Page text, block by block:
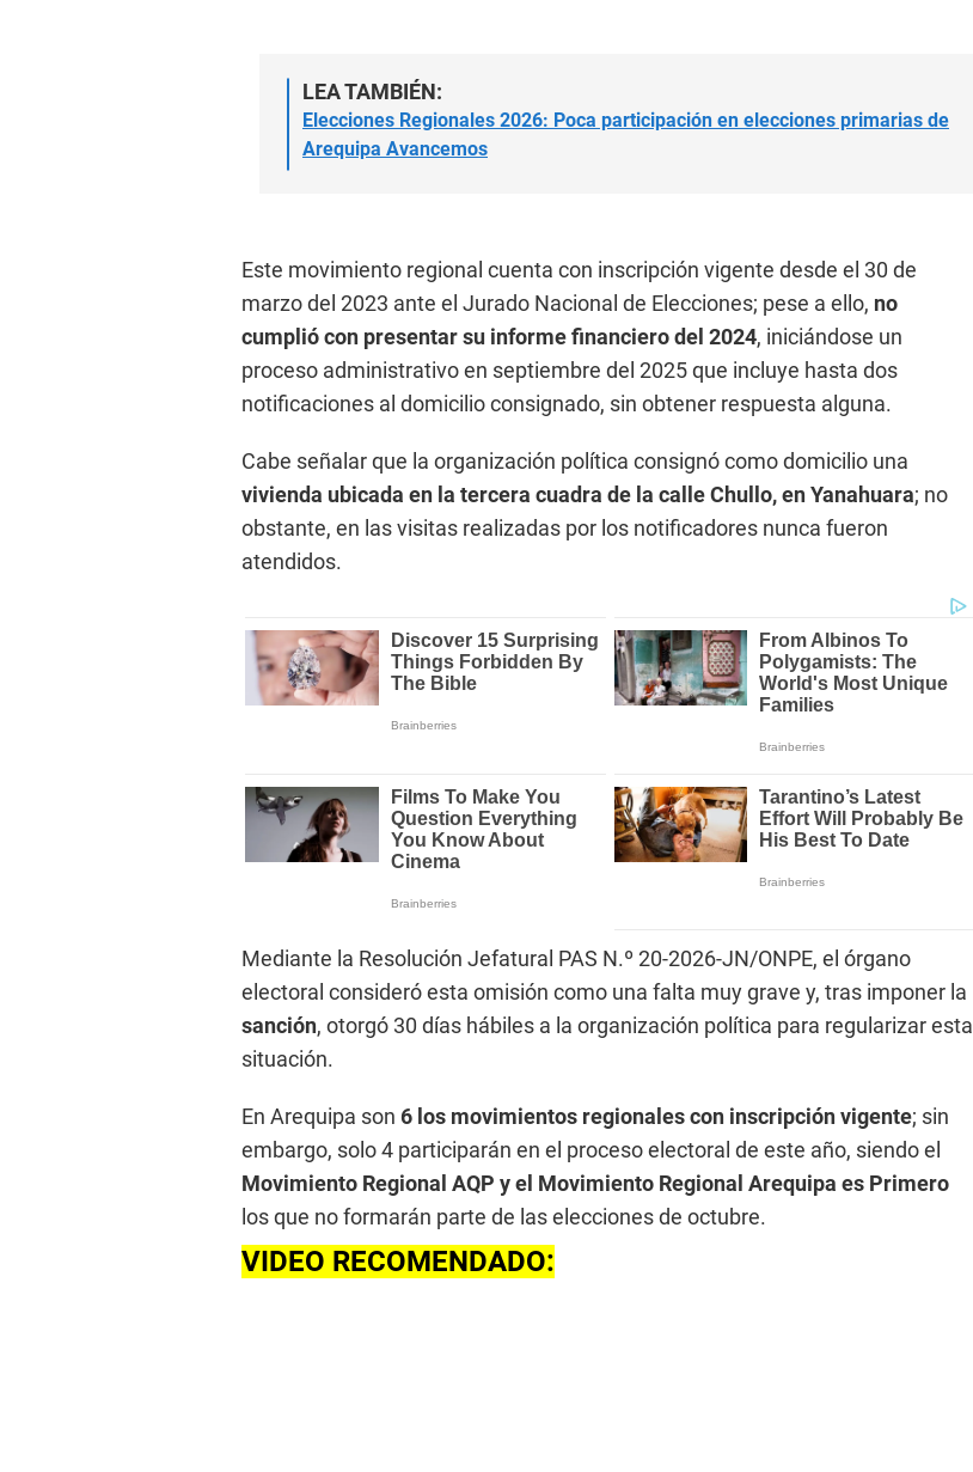
LEA TAMBIÉN:
Elecciones Regionales 2026: Poca participación en elecciones primarias de
Arequipa Avancemos
Este movimiento regional cuenta con inscripción vigente desde el 30 de
marzo del 2023 ante el Jurado Nacional de Elecciones; pese a ello, no
cumplió con presentar su informe financiero del 2024, iniciándose un
proceso administrativo en septiembre del 2025 que incluye hasta dos
notificaciones al domicilio consignado, sin obtener respuesta alguna.
Cabe señalar que la organización política consignó como domicilio una
vivienda ubicada en la tercera cuadra de la calle Chullo, en Yanahuara; no
obstante, en las visitas realizadas por los notificadores nunca fueron
atendidos.
Mediante la Resolución Jefatural PAS N.º 20-2026-JN/ONPE, el órgano
electoral consideró esta omisión como una falta muy grave y, tras imponer la
sanción, otorgó 30 días hábiles a la organización política para regularizar esta
situación.
En Arequipa son 6 los movimientos regionales con inscripción vigente; sin
embargo, solo 4 participarán en el proceso electoral de este año, siendo el
Movimiento Regional AQP y el Movimiento Regional Arequipa es Primero
los que no formarán parte de las elecciones de octubre.
VIDEO RECOMENDADO: